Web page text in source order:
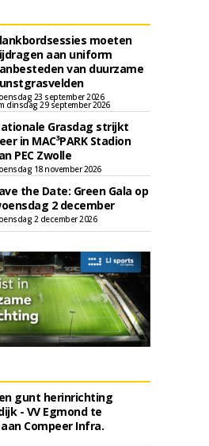
moeten
aan uniform
van duurzame
23 september 2026
dinsdag 29 september 2026
Grasdag strijkt
in MAC³PARK Stadion
PEC Zwolle
18 november 2026
the Date: Green Gala op
2 december
2 december 2026
gunt herinrichting
- VV Egmond te
Compeer Infra.